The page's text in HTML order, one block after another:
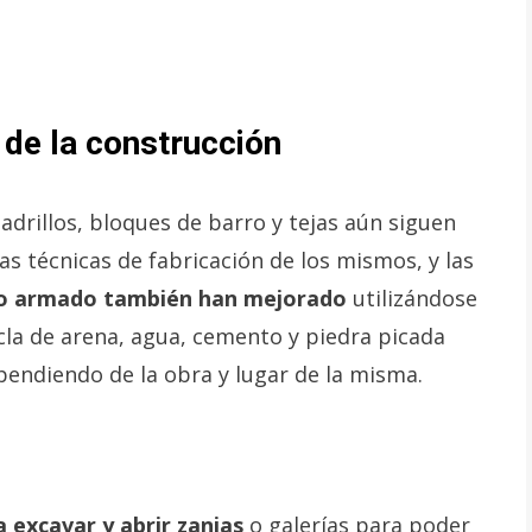
la construcción
bloques de barro y tejas aún siguen
técnicas de fabricación de los mismos, y las
armado también han mejorado utilizándose
de arena, agua, cemento y piedra picada
de la obra y lugar de la misma.
excavar y abrir zanjas o galerías para poder